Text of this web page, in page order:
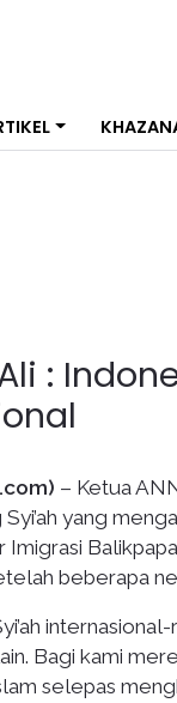
:
– Ketua
yang
beberapa
Bagi kami
selepas